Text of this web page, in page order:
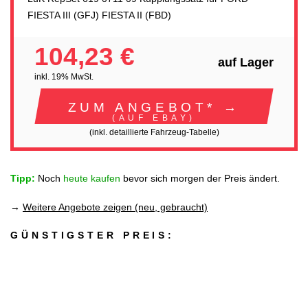
FIESTA III (GFJ) FIESTA II (FBD)
104,23 €
inkl. 19% MwSt.
auf Lager
ZUM ANGEBOT* →
(AUF EBAY)
(inkl. detaillierte Fahrzeug-Tabelle)
Tipp: Noch heute kaufen bevor sich morgen der Preis ändert.
→ Weitere Angebote zeigen (neu, gebraucht)
GÜNSTIGSTER PREIS: